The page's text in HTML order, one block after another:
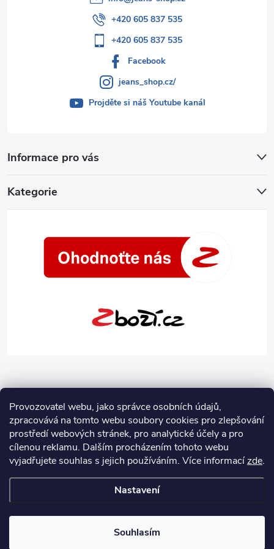
Provozovatel webu, jako správce osobních údajů,
zpracovává na tomto webu soubory cookies pro zlepšování
prostředí webových stránek, pro analytické účely a pro
cílenou reklamu. Dalším procházením tohoto webu
vyjadřujete souhlas s jejich používáním. Více informacízde.
Nastavení
Souhlasím
Informace pro vás
Kategorie
+420 605 837 535
+420 605 837 535
Facebook
jeans_shop.cz/
Projděte si náš Youtube kanál
nastavení cookies